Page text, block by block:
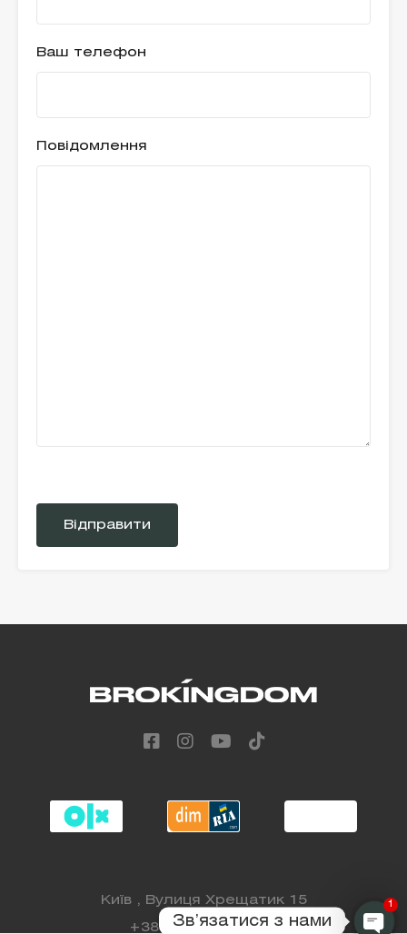
Ваш телефон
Повідомлення
leave
field
Київ , Вулиця Хрещатик 15
+38 (068) 808 88 98
Звʼязатися з нами
1